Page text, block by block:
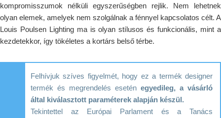
kompromisszumok nélküli egyszerűségben rejlik. Nem lehetnek
olyan elemek, amelyek nem szolgálnak a fénnyel kapcsolatos célt. A
Louis Poulsen Lighting ma is olyan stílusos és funkcionális, mint a
kezdetekkor, így tökéletes a kortárs belső térbe.
Felhívjuk szíves figyelmét, hogy ez a termék designer
termék és megrendelés esetén egyedileg, a vásárló
által kiválasztott paraméterek alapján készül.
Tekintettel az Európai Parlament és a Tanács